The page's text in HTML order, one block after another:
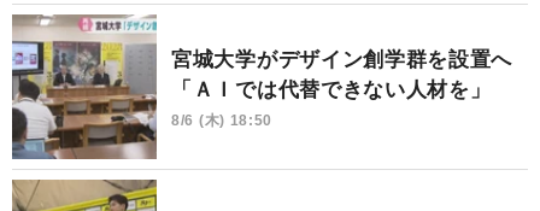
宮城大学がデザイン創学群を設置へ
「ＡＩでは代替できない人材を」
8/6 (木) 18:50